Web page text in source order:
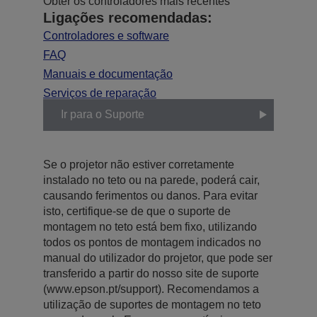
Ligações recomendadas:
Controladores e software
FAQ
Manuais e documentação
Serviços de reparação
Ir para o Suporte
Se o projetor não estiver corretamente
instalado no teto ou na parede, poderá cair,
causando ferimentos ou danos. Para evitar
isto, certifique-se de que o suporte de
montagem no teto está bem fixo, utilizando
todos os pontos de montagem indicados no
manual do utilizador do projetor, que pode ser
transferido a partir do nosso site de suporte
(www.epson.pt/support). Recomendamos a
utilização de suportes de montagem no teto